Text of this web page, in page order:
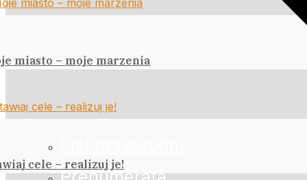
miasto – moje marzenia
cele – realizuj je!